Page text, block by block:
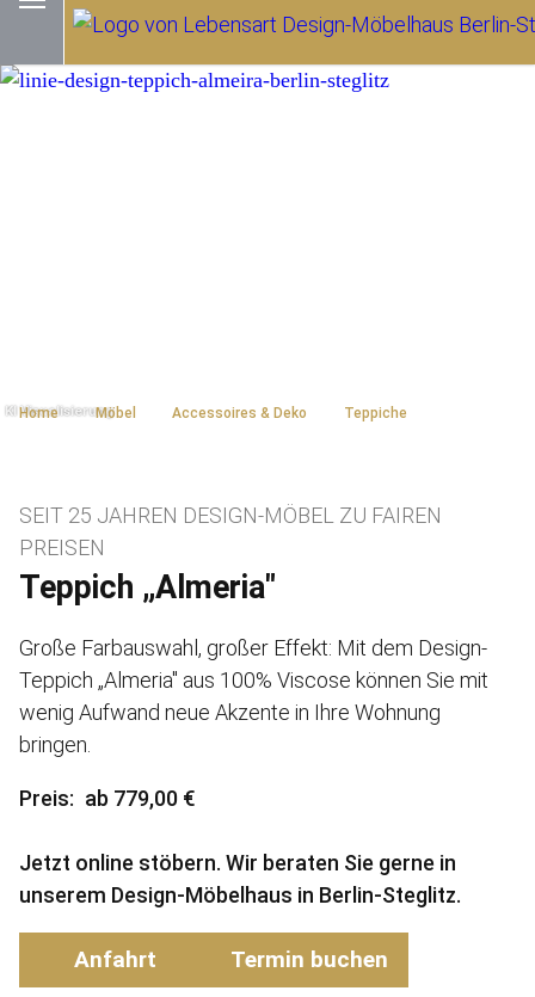
Home Möbel Accessoires & Deko Teppiche
Teppich „Almeria"
SEIT 25 JAHREN DESIGN-MÖBEL ZU FAIREN
PREISEN
Große Farbauswahl, großer Effekt: Mit dem Design-
Teppich „Almeria" aus 100% Viscose können Sie mit
wenig Aufwand neue Akzente in Ihre Wohnung
bringen.
Preis ab 779,00 €
Jetzt online stöbern. Wir beraten Sie gerne in
unserem Design-Möbelhaus in Berlin-Steglitz.
Anfahrt Termin buchen